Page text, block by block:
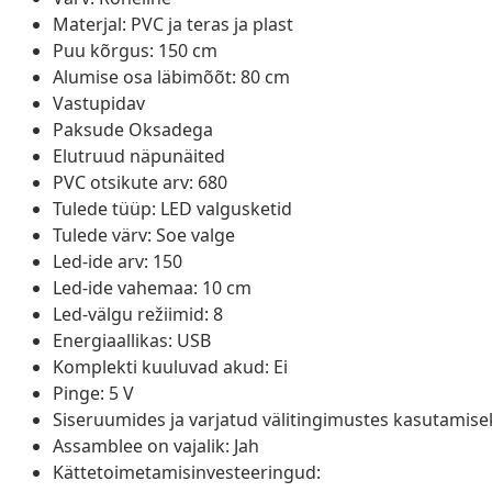
Materjal: PVC ja teras ja plast
Puu kõrgus: 150 cm
Alumise osa läbimõõt: 80 cm
Vastupidav
Paksude Oksadega
Elutruud näpunäited
PVC otsikute arv: 680
Tulede tüüp: LED valgusketid
Tulede värv: Soe valge
Led-ide arv: 150
Led-ide vahemaa: 10 cm
Led-välgu režiimid: 8
Energiaallikas: USB
Komplekti kuuluvad akud: Ei
Pinge: 5 V
Siseruumides ja varjatud välitingimustes
Assamblee on vajalik: Jah
Kättetoimetamisinvesteeringud: